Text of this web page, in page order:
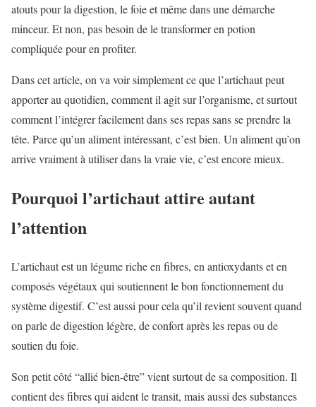
atouts pour la digestion, le foie et même dans une démarche
minceur. Et non, pas besoin de le transformer en potion
compliquée pour en profiter.
Dans cet article, on va voir simplement ce que l’artichaut peut
apporter au quotidien, comment il agit sur l’organisme, et surtout
comment l’intégrer facilement dans ses repas sans se prendre la
tête. Parce qu’un aliment intéressant, c’est bien. Un aliment qu’on
arrive vraiment à utiliser dans la vraie vie, c’est encore mieux.
Pourquoi l’artichaut attire autant
l’attention
L’artichaut est un légume riche en fibres, en antioxydants et en
composés végétaux qui soutiennent le bon fonctionnement du
système digestif. C’est aussi pour cela qu’il revient souvent quand
on parle de digestion légère, de confort après les repas ou de
soutien du foie.
Son petit côté “allié bien-être” vient surtout de sa composition. Il
contient des fibres qui aident le transit, mais aussi des substances